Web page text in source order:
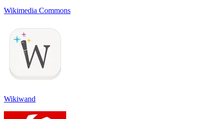
Wikimedia Commons
Wikiwand